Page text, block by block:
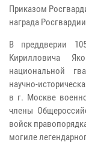
Приказом
награда
В преддверии
Кирилловича
национальной
научно-
в г. Москве
члены
войск
могиле